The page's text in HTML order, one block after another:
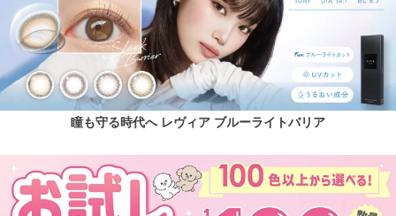
瞳も守る時代へ レヴィア ブルーライトバリア